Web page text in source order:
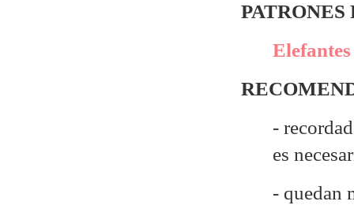
-
es
- quedan